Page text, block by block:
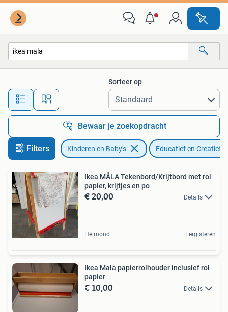
Alle afstanden…
Sorteer op
Bewaar je zoekopdracht
Filters Kinderen en Baby's Educatief en Creatief
Ikea MÅLA Tekenbord/Krijtbord met rol
papier, krijtjes en po
€ 20,00 Details
Helmond Eergisteren
Ikea Mala papierrolhouder inclusief rol
papier
€ 10,00 Details